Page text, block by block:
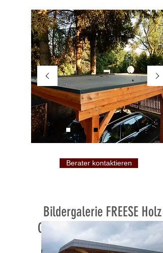
EPDM-Folie
Berater kontaktieren
Bildergalerie FREESE Holz
Carports mit Schieferblende
und Pfannenblende: